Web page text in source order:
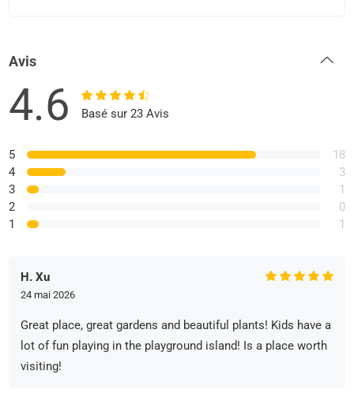
Avis
4.6 Basé sur 23 Avis
5
4
3
2
1
18
3
1
0
1
H. Xu
24 mai 2026
Great place, great gardens and beautiful plants! Kids have a
lot of fun playing in the playground island! Is a place worth
visiting!